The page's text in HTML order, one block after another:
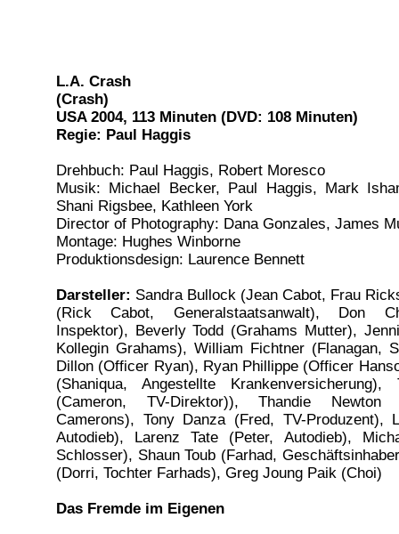
L.A. Crash
(Crash)
USA 2004, 113 Minuten (DVD: 108 Minuten)
Regie: Paul Haggis
Drehbuch: Paul Haggis, Robert Moresco
Musik: Michael Becker, Paul Haggis, Mark
Shani Rigsbee, Kathleen York
Director of Photography: Dana Gonzales, James
Montage: Hughes Winborne
Produktionsdesign: Laurence Bennett
Darsteller: Sandra Bullock (Jean Cabot, Frau
(Rick Cabot, Generalstaatsanwalt), Don
Inspektor), Beverly Todd (Grahams Mutter),
Kollegin Grahams), William Fichtner (Flanagan,
Dillon (Officer Ryan), Ryan Phillippe (Officer
(Shaniqua, Angestellte Krankenversicherung),
(Cameron, TV-Direktor)), Thandie Newton
Camerons), Tony Danza (Fred, TV-Produzent),
Autodieb), Larenz Tate (Peter, Autodieb),
Schlosser), Shaun Toub (Farhad,
(Dorri, Tochter Farhads), Greg Joung Paik (Choi)
Das Fremde im Eigenen